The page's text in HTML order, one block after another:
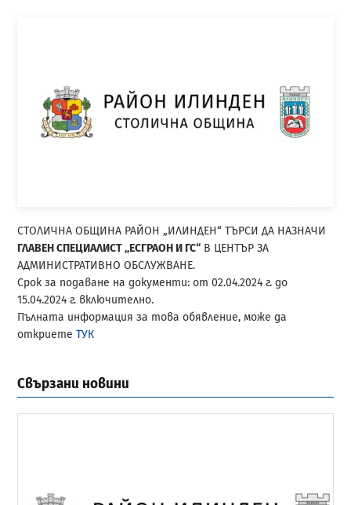
СТОЛИЧНА ОБЩИНА РАЙОН „ИЛИНДЕН“ ТЪРСИ ДА НАЗНАЧИ
ГЛАВЕН СПЕЦИАЛИСТ „ЕСГРАОН И ГС“ В ЦЕНТЪР ЗА
АДМИНИСТРАТИВНО ОБСЛУЖВАНЕ.
Срок за подаване на документи: от 02.04.2024 г. до
15.04.2024 г. включително.
Пълната информация за това обявление, може да
откриетеТУК
Свързани новини